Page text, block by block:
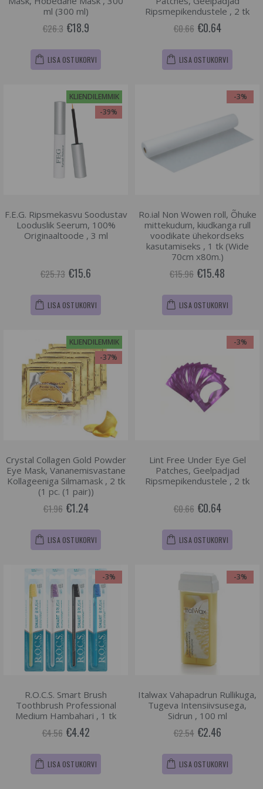
ml (300 ml)
€26.3 €18.9
LISA OSTUKORVI
Ripsmepikendustele , 2 tk
€0.66 €0.64
LISA OSTUKORVI
KLIENDILEMMIK
-39%
F.E.G. Ripsmekasvu Soodustav
Looduslik Seerum, 100%
Originaaltoode , 3 ml
€25.73 €15.6
LISA OSTUKORVI
-3%
Ro.ial Non Wowen roll, Õhuke
mittekudum, kiudkanga rull
voodikate ühekordseks
kasutamiseks , 1 tk (Wide
70cm x80m.)
€15.96 €15.48
LISA OSTUKORVI
KLIENDILEMMIK
-37%
Crystal Collagen Gold Powder
Eye Mask, Vananemisvastane
Kollageeniga Silmamask , 2 tk
(1 pc. (1 pair))
€1.96 €1.24
LISA OSTUKORVI
-3%
Lint Free Under Eye Gel
Patches, Geelpadjad
Ripsmepikendustele , 2 tk
€0.66 €0.64
LISA OSTUKORVI
-3%
R.O.C.S. Smart Brush
Toothbrush Professional
Medium Hambahari , 1 tk
€4.56 €4.42
LISA OSTUKORVI
-3%
Italwax Vahapadrun Rullikuga,
Tugeva Intensiivsusega,
Sidrun , 100 ml
€2.54 €2.46
LISA OSTUKORVI